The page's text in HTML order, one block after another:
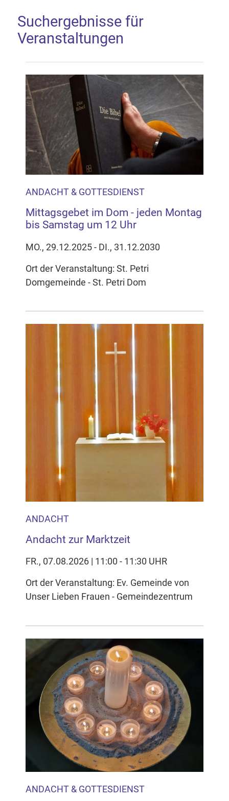
Google Map laden
Mit dem Laden der Karte akzeptieren Sie, dass die
Anwendung Google Maps beim Aktivieren von
Inhalten Cookies auf Ihrem Gerät setzt, z.B. zwecks
Reichweitenmessung und profilbasierter Werbung.
Näheres s.zur Datenschutzerklärung
Hier können Sie Ihre Cookie-
Einstellungen anpassen
Suchergebnisse für
Veranstaltungen
ANDACHT & GOTTESDIENST
Mittagsgebet im Dom - jeden Montag
bis Samstag um 12 Uhr
MO., 29.12.2025 - DI., 31.12.2030
Ort der Veranstaltung: St. Petri
Domgemeinde - St. Petri Dom
ANDACHT
Andacht zur Marktzeit
FR., 07.08.2026 | 11:00 - 11:30 UHR
Ort der Veranstaltung: Ev. Gemeinde von
Unser Lieben Frauen - Gemeindezentrum
ANDACHT & GOTTESDIENST